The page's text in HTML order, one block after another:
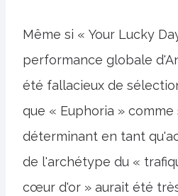
Même si « Your Lucky
performance globale
été fallacieux de
que « Euphoria »
déterminant en tant
de l'archétype du «
cœur d'or » aurait été